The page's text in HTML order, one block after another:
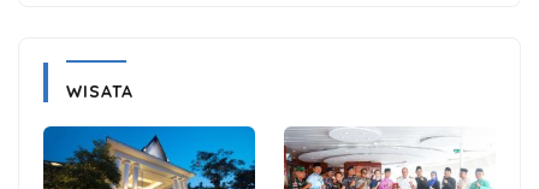
WISATA